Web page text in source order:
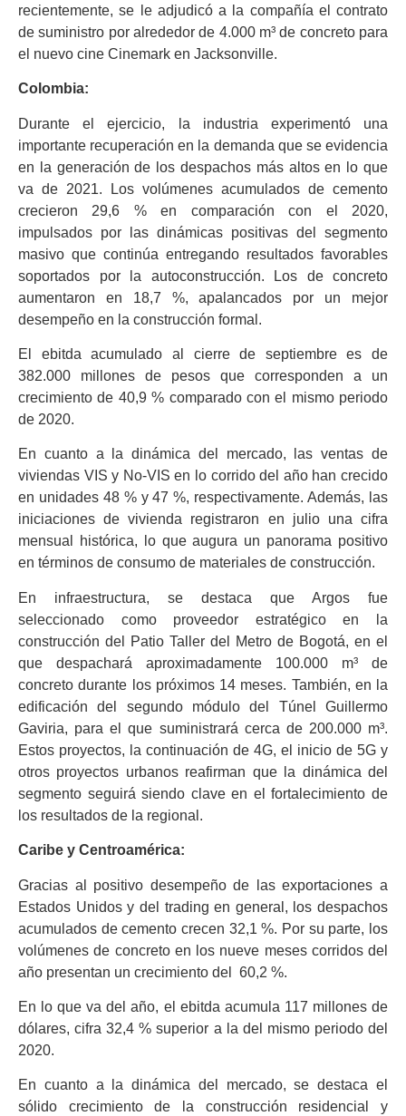
recientemente, se le adjudicó a la compañía el contrato
de suministro por alrededor de 4.000 m³ de concreto para
el nuevo cine Cinemark en Jacksonville.
Colombia:
Durante el ejercicio, la industria experimentó una
importante recuperación en la demanda que se evidencia
en la generación de los despachos más altos en lo que
va de 2021. Los volúmenes acumulados de cemento
crecieron 29,6 % en comparación con el 2020,
impulsados por las dinámicas positivas del segmento
masivo que continúa entregando resultados favorables
soportados por la autoconstrucción. Los de concreto
aumentaron en 18,7 %, apalancados por un mejor
desempeño en la construcción formal.
El ebitda acumulado al cierre de septiembre es de
382.000 millones de pesos que corresponden a un
crecimiento de 40,9 % comparado con el mismo periodo
de 2020.
En cuanto a la dinámica del mercado, las ventas de
viviendas VIS y No-VIS en lo corrido del año han crecido
en unidades 48 % y 47 %, respectivamente. Además, las
iniciaciones de vivienda registraron en julio una cifra
mensual histórica, lo que augura un panorama positivo
en términos de consumo de materiales de construcción.
En infraestructura, se destaca que Argos fue
seleccionado como proveedor estratégico en la
construcción del Patio Taller del Metro de Bogotá, en el
que despachará aproximadamente 100.000 m³ de
concreto durante los próximos 14 meses. También, en la
edificación del segundo módulo del Túnel Guillermo
Gaviria, para el que suministrará cerca de 200.000 m³.
Estos proyectos, la continuación de 4G, el inicio de 5G y
otros proyectos urbanos reafirman que la dinámica del
segmento seguirá siendo clave en el fortalecimiento de
los resultados de la regional.
Caribe y Centroamérica:
Gracias al positivo desempeño de las exportaciones a
Estados Unidos y del trading en general, los despachos
acumulados de cemento crecen 32,1 %. Por su parte, los
volúmenes de concreto en los nueve meses corridos del
año presentan un crecimiento del 60,2 %.
En lo que va del año, el ebitda acumula 117 millones de
dólares, cifra 32,4 % superior a la del mismo periodo del
2020.
En cuanto a la dinámica del mercado, se destaca el
sólido crecimiento de la construcción residencial y